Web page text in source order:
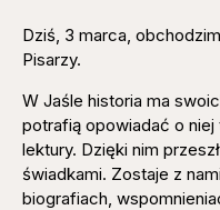
Dziś, 3 marca,
Pisarzy.
W Jaśle historia ma
potrafią opowiadać o
lektury. Dzięki nim
świadkami. Zostaje z
biografiach,